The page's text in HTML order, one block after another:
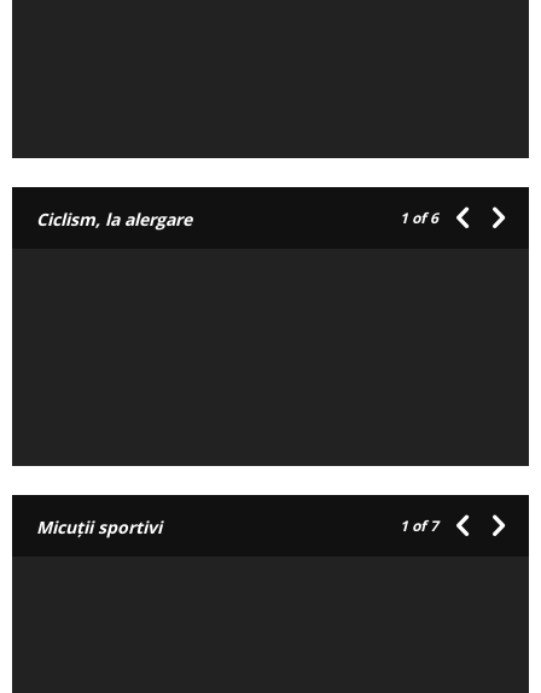
Ciclism, la alergare 1 of 6
Micuții sportivi 1 of 7